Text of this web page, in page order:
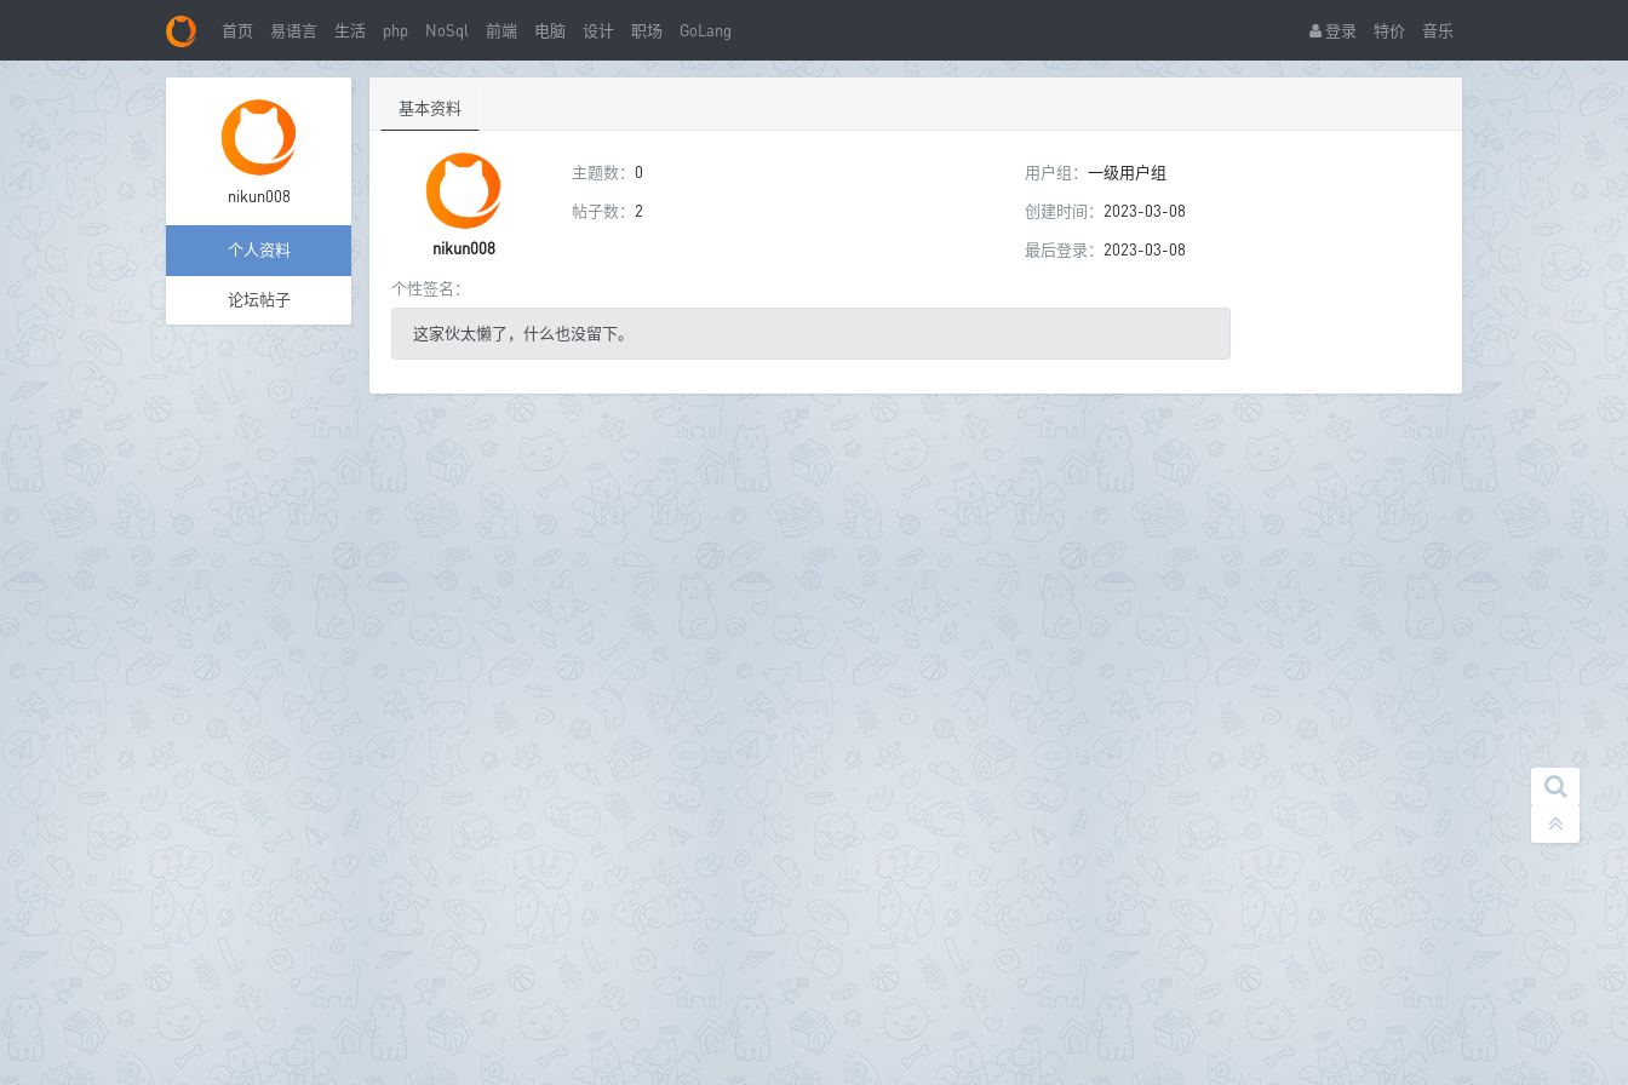
首页 易语言 生活 php NoSql 前端 电脑 设计 职场 GoLang 登录 特价 音乐
nikun008
个人资料
论坛帖子
基本资料
nikun008
主题数：0
帖子数： 2
用户组： 一级用户组
创建时间： 2023-03-08
最后登录： 2023-03-08
个性签名：
这家伙太懒了，什么也没留下。